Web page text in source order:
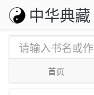
中华典藏
首页